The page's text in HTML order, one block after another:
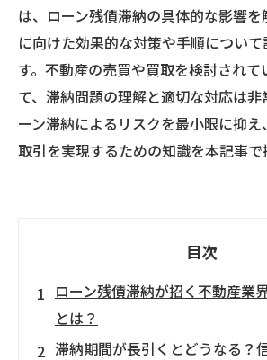
は、ローン残債滞納の具体的な影響
に向けた効果的な対策や手順につい
す。不動産の売買や買取を検討されて
て、滞納問題の理解と適切な対応は非
ーン滞納によるリスクを最小限に抑
取引を実現するための知識を本記事で
目次
ローン残債滞納が招く不動産業
とは？
滞納期間が長引くとどうなる？